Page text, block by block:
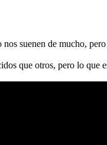
suenen de mucho,
que otros, pero lo que